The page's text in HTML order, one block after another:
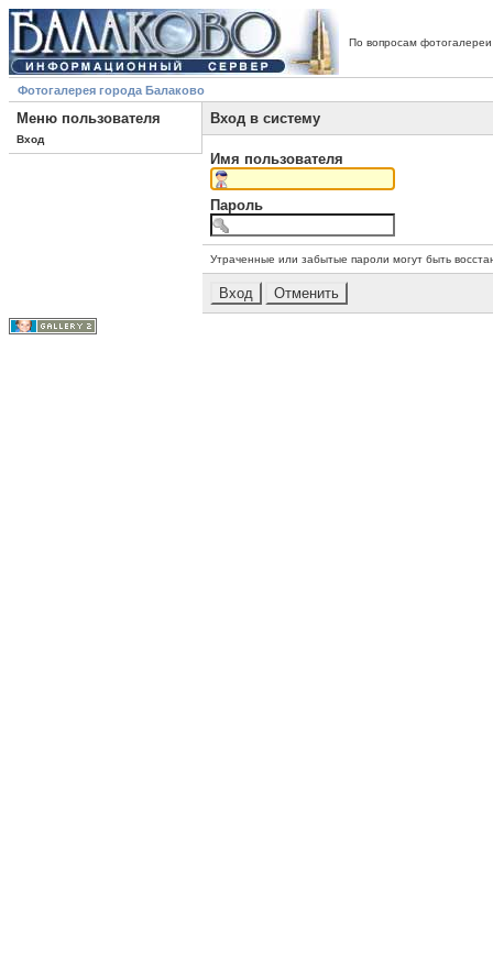
По вопросам
Фотогалерея города Балаково
Меню пользователя
Вход
Вход в систему
Имя пользователя
Пароль
Утраченные или забытые пароли могут быть